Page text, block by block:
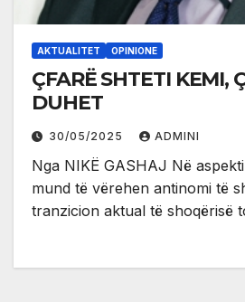
AKTUALITET OPINIONE
ÇFARË SHTETI KEMI,
DUHET
30/05/2025 ADMINI
Nga NIKË GASHAJ Në
mund të vërehen antinomi të
tranzicion aktual të shoqërisë